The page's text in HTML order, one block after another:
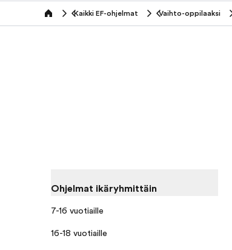
home Kaikki EF-ohjelmat Vaihto-oppilaaksi
Ohjelmat ikäryhmittäin
7-16 vuotiaille
16-18 vuotiaille